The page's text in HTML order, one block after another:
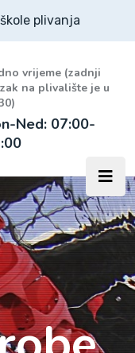
plivanja
vrijeme (zadnji
na plivalište je u
Ned: 07:00-